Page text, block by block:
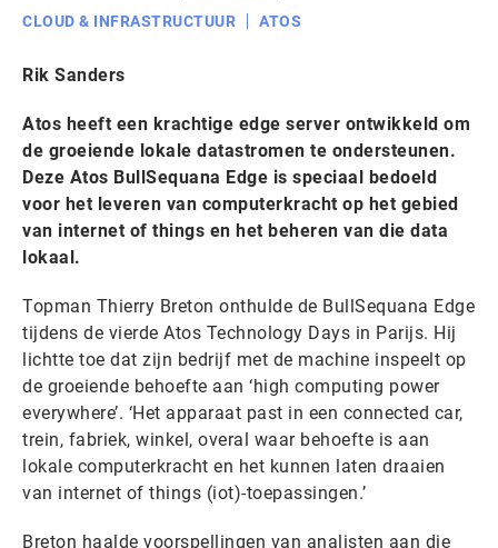
CLOUD & INFRASTRUCTUUR
ATOS
Rik Sanders
Atos heeft een krachtige edge server ontwikkeld om
de groeiende lokale datastromen te ondersteunen.
Deze Atos BullSequana Edge is speciaal bedoeld
voor het leveren van computerkracht op het gebied
van internet of things en het beheren van die data
lokaal.
Topman Thierry Breton onthulde de BullSequana Edge
tijdens de vierde Atos Technology Days in Parijs. Hij
lichtte toe dat zijn bedrijf met de machine inspeelt op
de groeiende behoefte aan ‘high computing power
everywhere’. ‘Het apparaat past in een connected car,
trein, fabriek, winkel, overal waar behoefte is aan
lokale computerkracht en het kunnen laten draaien
van internet of things (iot)-toepassingen.’
Breton haalde voorspellingen van analisten aan die